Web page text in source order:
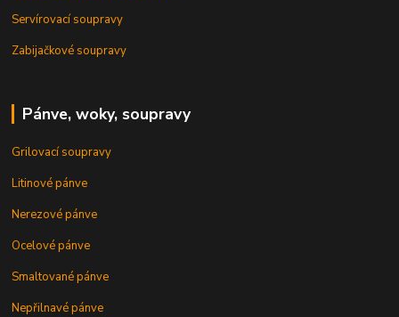
Servírovací soupravy
Zabijačkové soupravy
Pánve, woky, soupravy
Grilovací soupravy
Litinové pánve
Nerezové pánve
Ocelové pánve
Smaltované pánve
Nepřilnavé pánve